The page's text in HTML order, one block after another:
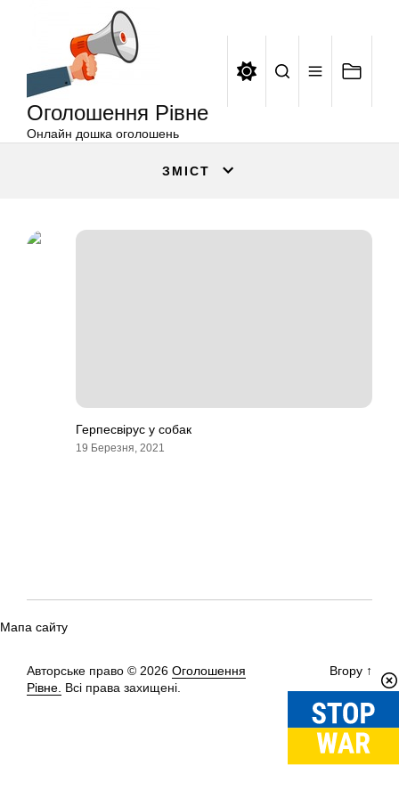
Оголошення Рівне
Онлайн дошка оголошень
ЗМІСТ
Герпесвірус у собак
19 Березня, 2021
Мапа сайту
Авторське право © 2026 Оголошення
Рівне. Всі права захищені.
Вгору ↑